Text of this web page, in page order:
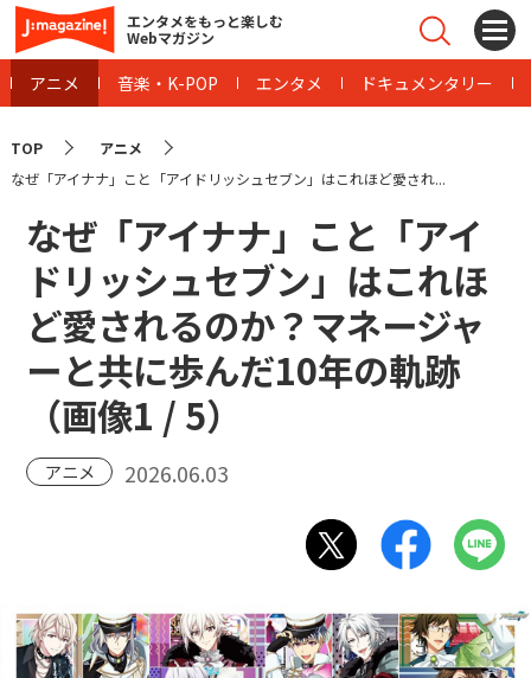
エンタメをもっと楽しむ
Webマガジン
アニメ 音楽・K-POP エンタメ ドキュメンタリー
TOP
アニメ
なぜ「アイナナ」こと「アイドリッシュセブン」はこれほど愛され...
なぜ「アイナナ」こと「アイ
ドリッシュセブン」はこれほ
ど愛されるのか？マネージャ
ーと共に歩んだ10年の軌跡
（画像1 / 5）
アニメ 2026.06.03